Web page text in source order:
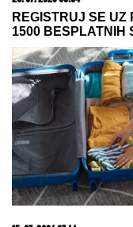
06. 08. 2026 09:39
Marija (3) se igrala
42 godine otac je
gde je bila